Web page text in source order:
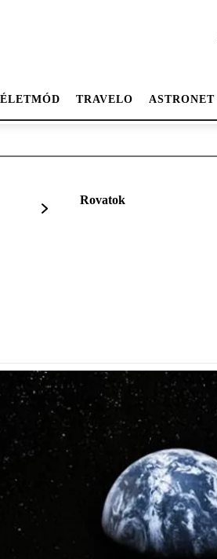
ÉLETMÓD TRAVELO ASTRONET
Rovatok